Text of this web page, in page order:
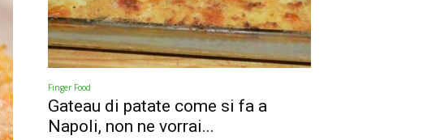
Finger Food
Gateau di patate come si fa a
Napoli, non ne vorrai...